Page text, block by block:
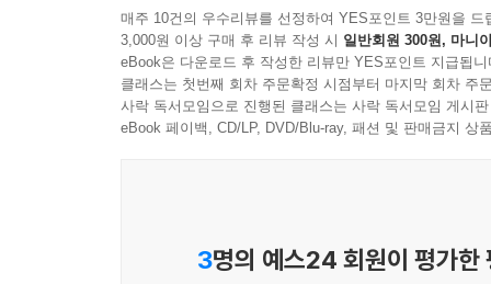
매주 10건의 우수리뷰를 선정하여 YES포인트 3만원을 드
3,000원 이상 구매 후 리뷰 작성 시 일반회원 300원, 마니
eBook은 다운로드 후 작성한 리뷰만 YES포인트 지급됩니
클래스는 첫번째 회차 주문확정 시점부터 마지막 회차 주
사락 독서모임으로 진행된 클래스는 사락 독서모임 게시
eBook 페이백, CD/LP, DVD/Blu-ray, 패션 및 판매금지 상
3명의 예스24 회원이 평가한